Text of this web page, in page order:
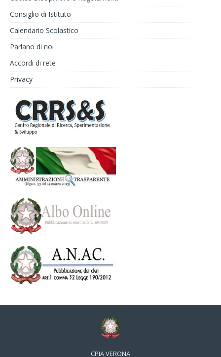
Consiglio di Istituto
Calendario Scolastico
Parlano di noi
Accordi di rete
Privacy
CPIA VERONA